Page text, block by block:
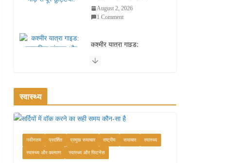
August 2, 2026
1 Comment
कश्मीर यात्रा गाइड:
स्वादिष्ट भोजन का अनूठा संगम
वजन घटाने के लिए 8 बेहतरीन
वॉकिंग एक्सरसाइज: 1 महीने में
पाएं 3-4 किलो कम वजन
July 31, 2026 1 Comment
स्वास्थ्य
नवीनतम प्रदर्शित प्रमुख समाचार राष्ट्रीय समाचार स्वास्थ्य
स्वास्थ्य और कल्याण स्वास्थ्य और फिटनेस